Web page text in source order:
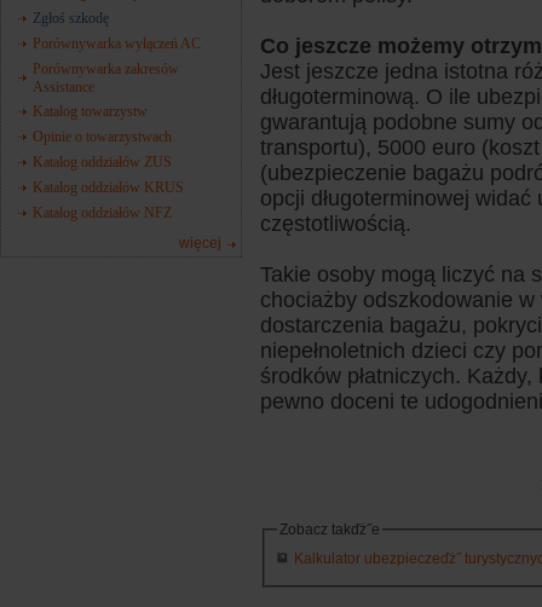
Zgłoś szkodę
Porównywarka wyłączeń AC
Porównywarka zakresów
Assistance
Katalog towarzystw
Opinie o towarzystwach
Katalog oddziałów ZUS
Katalog oddziałów KRUS
Katalog oddziałów NFZ
więcej
Co jeszcze możemy
Jest jeszcze jedna istotna
długoterminową. O ile
gwarantują podobne sumy
transportu), 5000 euro
(ubezpieczenie bagażu
opcji długoterminowej
częstotliwością.
Takie osoby mogą liczyć na
chociażby odszkodowanie
dostarczenia bagażu,
niepełnoletnich dzieci czy
środków płatniczych.
pewno doceni te
Zobacz takďż˝e
Kalkulator ubezpieczeďż˝